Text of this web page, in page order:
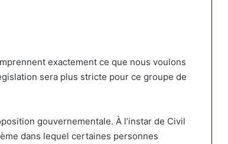
exactement ce que nous voulons
sera plus stricte pour ce groupe de
gouvernementale. À l’instar de Civil
dans lequel certaines personnes